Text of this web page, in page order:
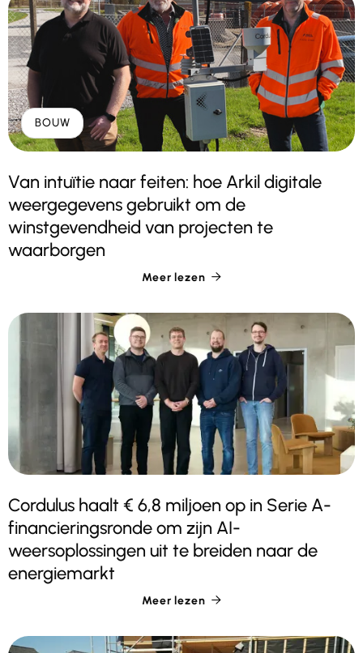
BOUW
Van intuïtie naar feiten: hoe Arkil digitale
weergegevens gebruikt om de
winstgevendheid van projecten te
waarborgen
Meer lezen 
Cordulus haalt € 6,8 miljoen op in Serie A-
financieringsronde om zijn AI-
weersoplossingen uit te breiden naar de
energiemarkt
Meer lezen 